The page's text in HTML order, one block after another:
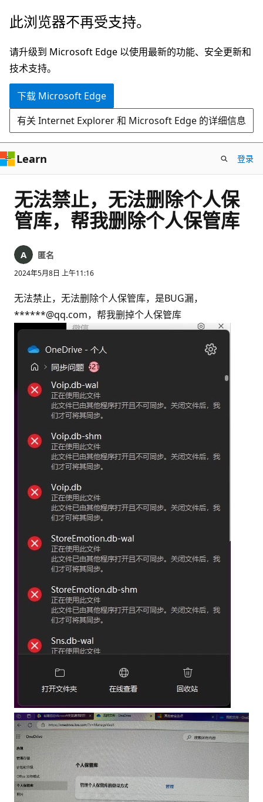
跳
主
要
内
此浏览器不再受支持。
请升级到 Microsoft Edge 以使用最新的功能、安全更新和
技术支持。
下载 Microsoft Edge
有关 Internet Explorer 和 Microsoft Edge 的详细信息
Learn 登录
无法禁止，无法删除个人保
管库，帮我删除个人保管库
匿名
2024年5月8日 上午11:16
无法禁止，无法删除个人保管库，是BUG漏，
******@qq.com，帮我删掉个人保管库